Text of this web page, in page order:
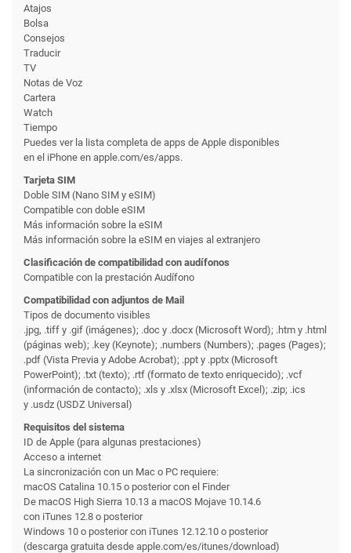
Atajos
Bolsa
Consejos
Traducir
TV
Notas de Voz
Cartera
Watch
Tiempo
Puedes ver la lista completa de apps de Apple disponibles
en el iPhone en apple.com/es/apps.
Tarjeta SIM
Doble SIM (Nano SIM y eSIM)
Compatible con doble eSIM
Más información sobre la eSIM
Más información sobre la eSIM en viajes al extranjero
Clasificación de compati­bilidad con audífonos
Compatible con la prestación Audífono
Compati­bilidad con adjuntos de Mail
Tipos de documento visibles
.jpg, .tiff y .gif (imágenes); .doc y .docx (Microsoft Word); .htm y .html
(páginas web); .key (Keynote); .numbers (Numbers); .pages (Pages);
.pdf (Vista Previa y Adobe Acrobat); .ppt y .pptx (Microsoft
PowerPoint); .txt (texto); .rtf (formato de texto enriquecido); .vcf
(información de contacto); .xls y .xlsx (Microsoft Excel); .zip; .ics
y .usdz (USDZ Universal)
Requisitos del sistema
ID de Apple (para algunas prestaciones)
Acceso a internet
La sincronización con un Mac o PC requiere:
macOS Catalina 10.15 o posterior con el Finder
De macOS High Sierra 10.13 a macOS Mojave 10.14.6
con iTunes 12.8 o posterior
Windows 10 o posterior con iTunes 12.12.10 o posterior
(descarga gratuita desde apple.com/es/itunes/download)